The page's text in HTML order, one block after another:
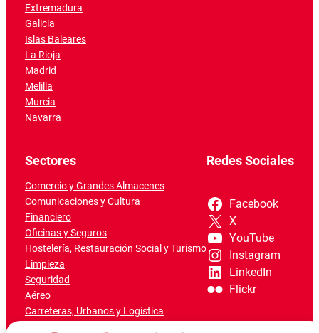
Extremadura
Galicia
Islas Baleares
La Rioja
Madrid
Melilla
Murcia
Navarra
Sectores
Comercio y Grandes Almacenes
Comunicaciones y Cultura
Financiero
Oficinas y Seguros
Hostelería, Restauración Social y Turismo
Limpieza
Seguridad
Aéreo
Carreteras, Urbanos y Logística
Redes Sociales
Facebook
X
YouTube
Instagram
LinkedIn
Flickr